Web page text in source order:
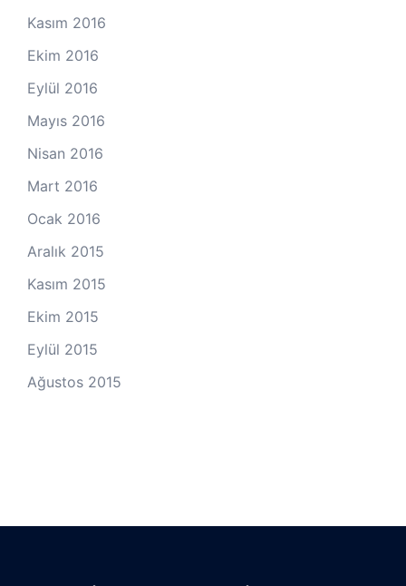
Kasım 2016
Ekim 2016
Eylül 2016
Mayıs 2016
Nisan 2016
Mart 2016
Ocak 2016
Aralık 2015
Kasım 2015
Ekim 2015
Eylül 2015
Ağustos 2015